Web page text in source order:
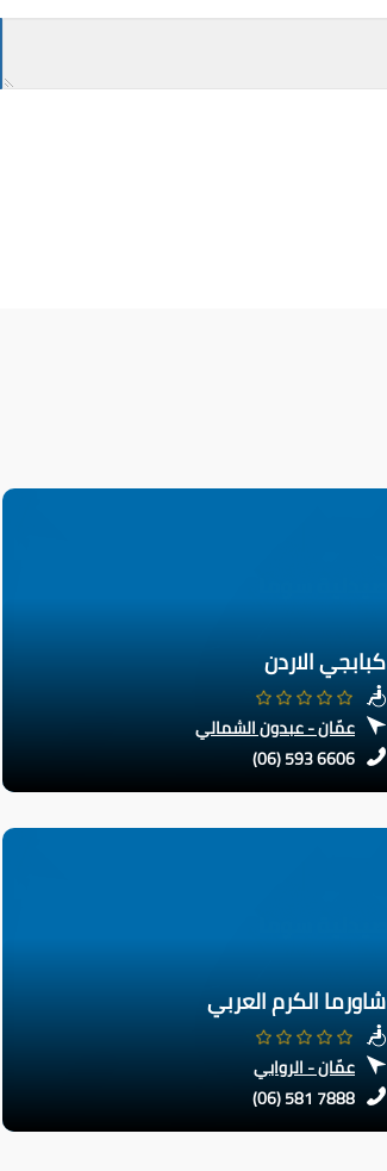
كبابجي الاردن
عمّان - عبدون الشمالي
(06) 593 6606
شاورما الكرم العربي
عمّان - الروابي
(06) 581 7888